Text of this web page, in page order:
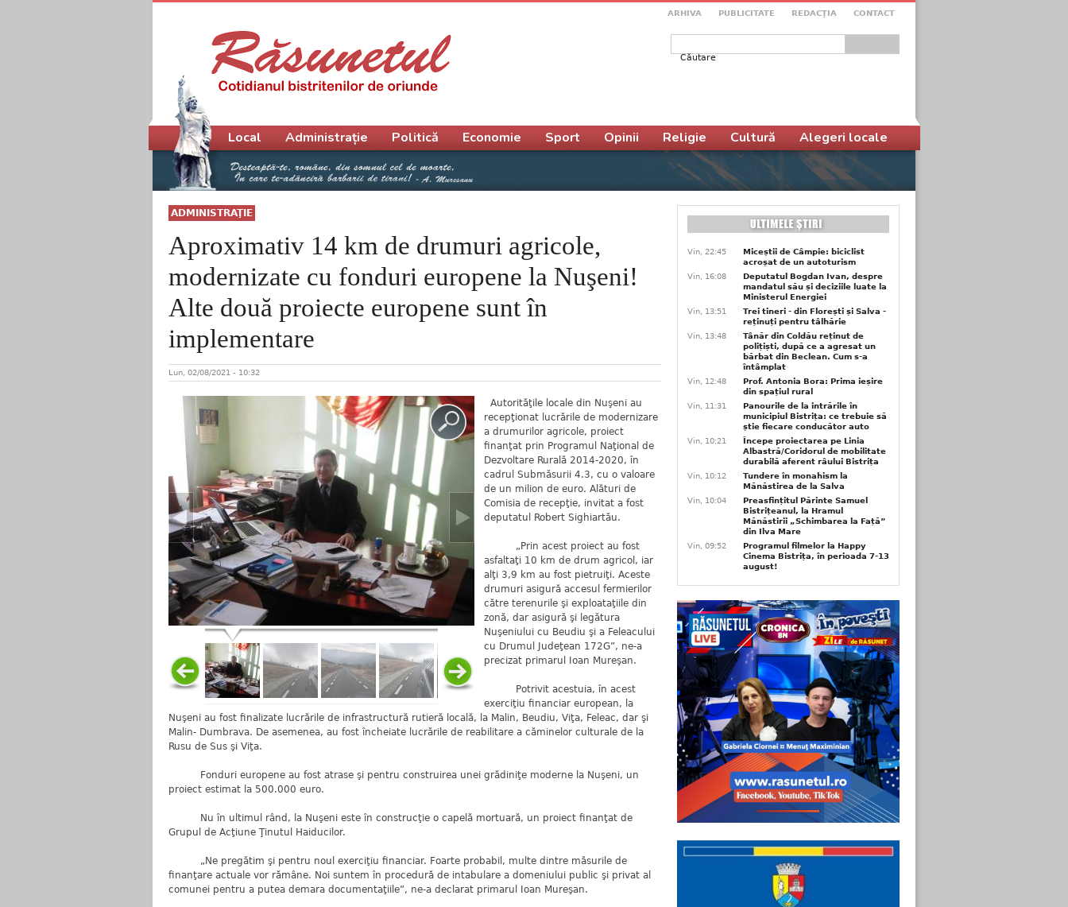
ARHIVA PUBLICITATE REDACŢIA CONTACT
Formular de căutare
ADMINISTRAŢIE
Aproximativ 14 km de drumuri agricole,
modernizate cu fonduri europene la Nuşeni!
Alte două proiecte europene sunt în
implementare
Lun, 02/08/2021 - 10:32
Autorităţile locale din Nuşeni au
recepţionat lucrările de modernizare
a drumurilor agricole, proiect
finanţat prin Programul Naţional de
Dezvoltare Rurală 2014-2020, în
cadrul Submăsurii 4.3, cu o valoare
de un milion de euro. Alături de
Comisia de recepţie, invitat a fost
deputatul Robert Sighiartău.
„Prin acest proiect au fost
asfaltaţi 10 km de drum agricol, iar
alţi 3,9 km au fost pietruiţi. Aceste
drumuri asigură accesul fermierilor
către terenurile şi exploataţiile din
zonă, dar asigură şi legătura
Nuşeniului cu Beudiu şi a Feleacului
cu Drumul Judeţean 172G”, ne-a
precizat primarul Ioan Mureşan.
Potrivit acestuia, în acest
exerciţiu financiar european, la
Nuşeni au fost finalizate lucrările de infrastructură rutieră locală, la Malin, Beudiu, Viţa, Feleac, dar şi
Malin- Dumbrava. De asemenea, au fost încheiate lucrările de reabilitare a căminelor culturale de la
Rusu de Sus şi Viţa.
Fonduri europene au fost atrase şi pentru construirea unei grădiniţe moderne la Nuşeni, un
proiect estimat la 500.000 euro.
Nu în ultimul rând, la Nuşeni este în construcţie o capelă mortuară, un proiect finanţat de
Grupul de Acţiune Ţinutul Haiducilor.
„Ne pregătim şi pentru noul exerciţiu financiar. Foarte probabil, multe dintre măsurile de
finanţare actuale vor rămâne. Noi suntem în procedură de intabulare a domeniului public şi privat al
comunei pentru a putea demara documentaţiile”, ne-a declarat primarul Ioan Mureşan.
Meniu principal
Local Administrație Politică Economie Sport Opinii Religie Cultură Alegeri locale
Vin, 22:45
Miceștii de Câmpie: biciclist
acroșat de un autoturism
Vin, 16:08
Deputatul Bogdan Ivan, despre
mandatul său și deciziile luate la
Ministerul Energiei
Vin, 13:51
Trei tineri - din Florești și Salva -
reținuți pentru tâlhărie
Vin, 13:48
Tânăr din Coldău reținut de
polițiști, după ce a agresat un
bărbat din Beclean. Cum s-a
întâmplat
Vin, 12:48
Prof. Antonia Bora: Prima ieșire
din spațiul rural
Vin, 11:31
Panourile de la intrările în
municipiul Bistrița: ce trebuie să
știe fiecare conducător auto
Vin, 10:21
Începe proiectarea pe Linia
Albastră/Coridorul de mobilitate
durabilă aferent râului Bistrița
Vin, 10:12
Tundere în monahism la
Mănăstirea de la Salva
Vin, 10:04
Preasfințitul Părinte Samuel
Bistrițeanul, la Hramul
Mănăstirii „Schimbarea la Față”
din Ilva Mare
Vin, 09:52
Programul filmelor la Happy
Cinema Bistrița, în perioada 7-13
august!